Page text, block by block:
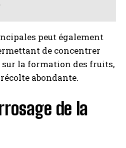
peut également
de concentrer
sur la formation des fruits,
abondante.
de la